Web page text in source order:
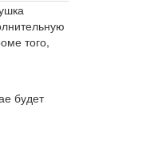
того,
будет